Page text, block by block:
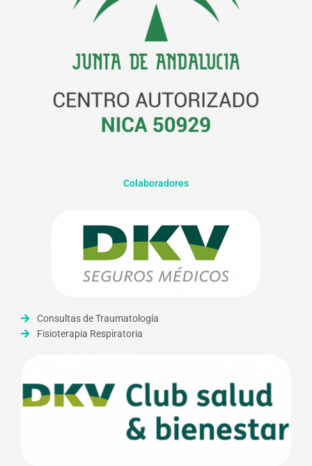
Colaboradores
Consultas de Traumatología
Fisioterapia Respiratoria